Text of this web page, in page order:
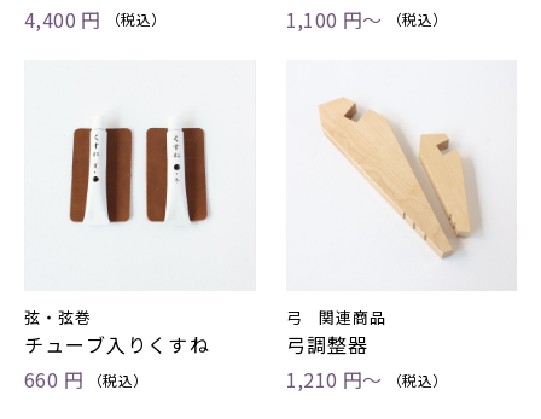
4,400 円
（税込）
1,100 円～
（税込）
弦・弦巻
チューブ入りくすね
660 円
（税込）
弓 関連商品
弓調整器
1,210 円～
（税込）